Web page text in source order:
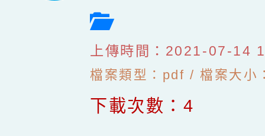
檔案預覽
上傳時間：2021-07-14
檔案類型：pdf / 檔案大小
下載次數：4